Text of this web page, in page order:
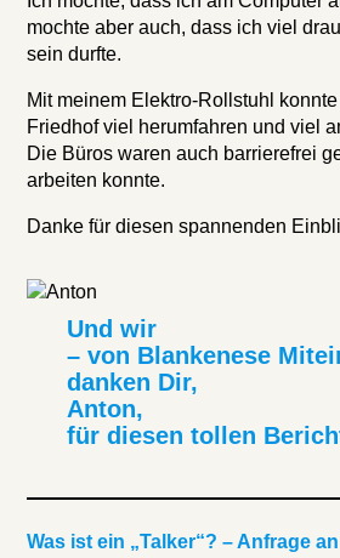
mochte aber auch, dass ich viel
sein durfte.
Mit meinem Elektro-Rollstuhl
Friedhof viel herumfahren und viel
Die Büros waren auch barrierefrei
arbeiten konnte.
Danke für diesen spannenden
Und wir
– von Blankenese
danken Dir,
Anton,
für diesen tollen
Was ist ein „Talker“? – Anfrage